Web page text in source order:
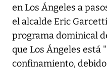
en Los Ángeles a
el alcalde Eric
programa dominical
que Los Ángeles está
confinamiento,